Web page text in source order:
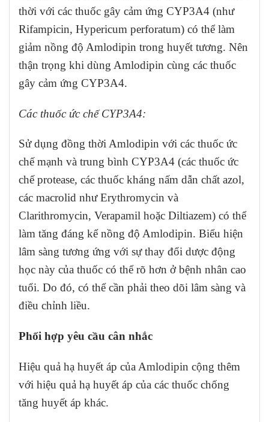
thời với các thuốc gây cảm ứng CYP3A4 (như
Rifampicin, Hypericum perforatum) có thể làm
giảm nồng độ Amlodipin trong huyết tương. Nên
thận trọng khi dùng Amlodipin cùng các thuốc
gây cảm ứng CYP3A4.
Các thuốc ức chế CYP3A4:
Sử dụng đồng thời Amlodipin với các thuốc ức
chế mạnh và trung bình CYP3A4 (các thuốc ức
chế protease, các thuốc kháng nấm dẫn chất azol,
các macrolid như Erythromycin và
Clarithromycin, Verapamil hoặc Diltiazem) có thể
làm tăng đáng kể nồng độ Amlodipin. Biểu hiện
lâm sàng tương ứng với sự thay đổi dược động
học này của thuốc có thể rõ hơn ở bệnh nhân cao
tuổi. Do đó, có thể cần phải theo dõi lâm sàng và
điều chỉnh liều.
Phối hợp yêu cầu cân nhắc
Hiệu quả hạ huyết áp của Amlodipin cộng thêm
với hiệu quả hạ huyết áp của các thuốc chống
tăng huyết áp khác.